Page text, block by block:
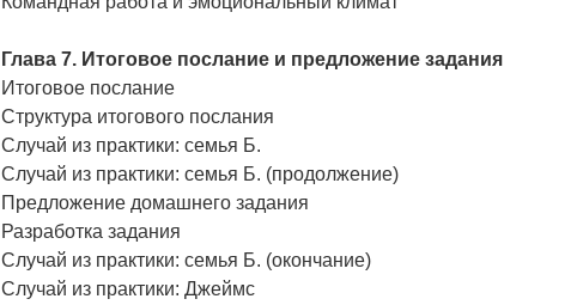
Глава 7. Итоговое послание и предложение задания
Итоговое послание
Структура итогового послания
Случай из практики: семья Б.
Случай из практики: семья Б. (продолжение)
Предложение домашнего задания
Разработка задания
Случай из практики: семья Б. (окончание)
Случай из практики: Джеймс